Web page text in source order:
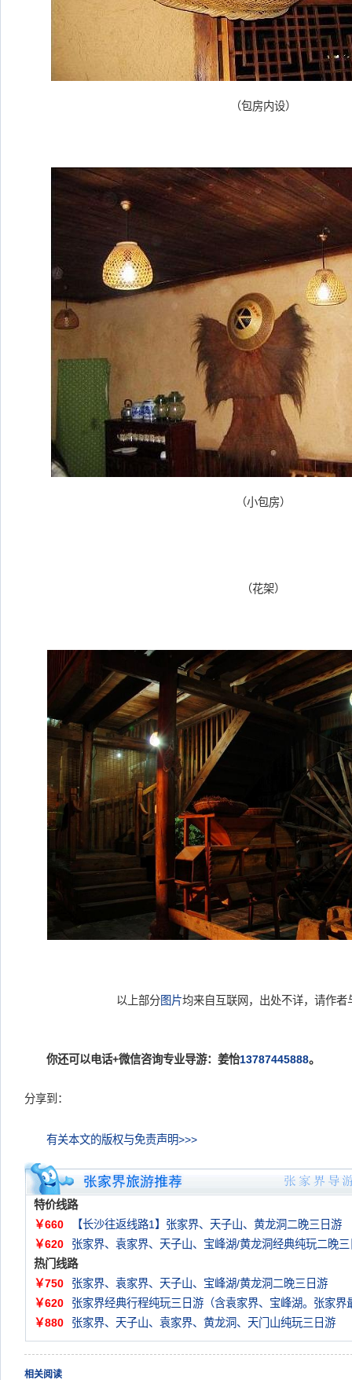
（包房内设）
（小包房）
（花架）
以上部分图片均来自互联网，出处不详，请作者
你还可以电话+微信咨询专业导游：姜怡13787445888。
分享到：
有关本文的版权与免责声明>>>
特价线路
￥660
【长沙往返线路1】张家界、天子山、黄龙洞二晚三日游
￥620
张家界、袁家界、天子山、宝峰湖/黄龙洞经典纯玩二晚三
热门线路
￥750
张家界、袁家界、天子山、宝峰湖/黄龙洞二晚三日游
￥620
张家界经典行程纯玩三日游（含袁家界、宝峰湖。张家界
￥880
张家界、天子山、袁家界、黄龙洞、天门山纯玩三日游
相关阅读